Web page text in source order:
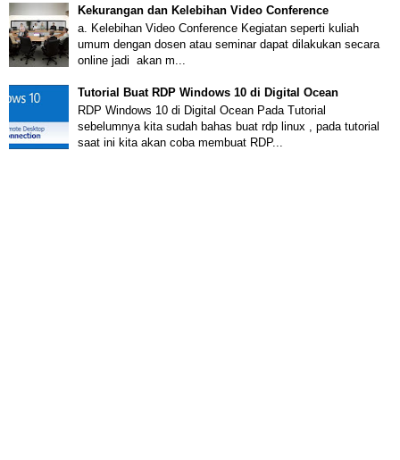
Kekurangan dan Kelebihan Video Conference
a. Kelebihan Video Conference Kegiatan seperti kuliah
umum dengan dosen atau seminar dapat dilakukan secara
online jadi akan m...
Tutorial Buat RDP Windows 10 di Digital Ocean
RDP Windows 10 di Digital Ocean Pada Tutorial
sebelumnya kita sudah bahas buat rdp linux , pada tutorial
saat ini kita akan coba membuat RDP...